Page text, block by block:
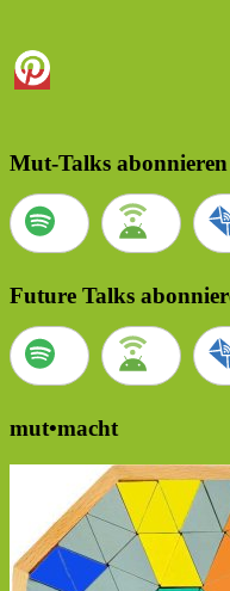
Mut-Talks abonnieren
Future Talks
mut•macht